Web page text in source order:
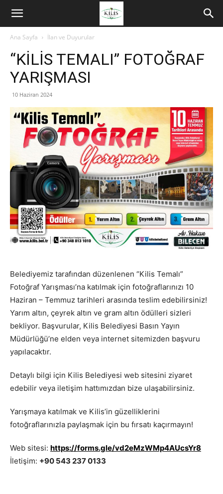
Ana Sayfa İlan ve Duyurular
“KİLİS TEMALI” FOTOĞRAF
YARIŞMASI
10 Haziran 2024
Belediyemiz tarafından düzenlenen “Kilis Temalı”
Fotoğraf Yarışması’na katılmak için fotoğraflarınızı 10
Haziran – Temmuz tarihleri arasında teslim edebilirsiniz!
Yarım altın, çeyrek altın ve gram altın ödülleri sizleri
bekliyor. Başvurular, Kilis Belediyesi Basın Yayın
Müdürlüğü’ne elden veya internet sitemizden başvuru
yapılacaktır.
Detaylı bilgi için Kilis Belediyesi web sitesini ziyaret
edebilir veya iletişim hattımızdan bize ulaşabilirsiniz.
Yarışmaya katılmak ve Kilis’in güzelliklerini
fotoğraflarınızla paylaşmak için bu fırsatı kaçırmayın!
Web sitesi: https://forms.gle/vd2eMzWMp4AUcsYr8
İletişim: +90 543 237 0133